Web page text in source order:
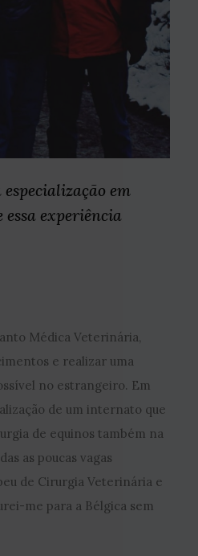
em
experiência
Médica Veterinária,
e realizar uma
no estrangeiro. Em
de um internato que
de equinos também na
as poucas vagas
de Cirurgia Veterinária e
me para a Bélgica sem